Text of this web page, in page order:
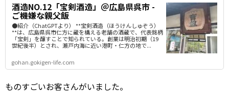
酒造NO.12「宝剣酒造」＠広島県呉市 -
ご機嫌な親父飯
●紹介（ChatGPTより） **宝剣酒造（ほうけんしゅぞう）
**は、広島県呉市仁方に蔵を構える老舗の酒蔵で、代表銘柄
「宝剣」を醸すことで知られている。創業は明治初期（19
世紀後半）とされ、瀬戸内海に近い港町・仁方の地で...
gohan.gokigen-life.com
ものすごいお客さんがいました。